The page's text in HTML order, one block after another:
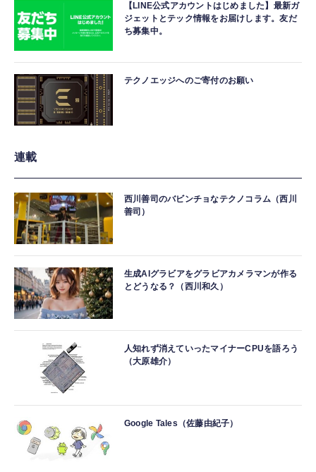
【LINE公式アカウントはじめました】最新ガ
ジェットとテック情報をお届けします。友だ
ち募集中。
テクノエッジへのご寄付のお願い
連載
西川善司のバビンチョなテクノコラム（西川
善司）
生成AIグラビアをグラビアカメラマンが作る
とどうなる？（西川和久）
人知れず消えていったマイナーCPUを語ろう
（大原雄介）
Google Tales（佐藤由紀子）